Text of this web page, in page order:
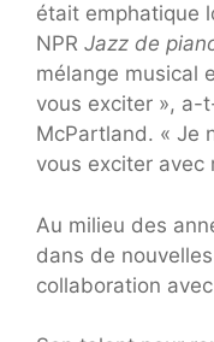
était emphatique
NPR Jazz de
mélange musical
vous exciter », a-
McPartland. « Je
vous exciter avec
Au milieu des
dans de
collaboration